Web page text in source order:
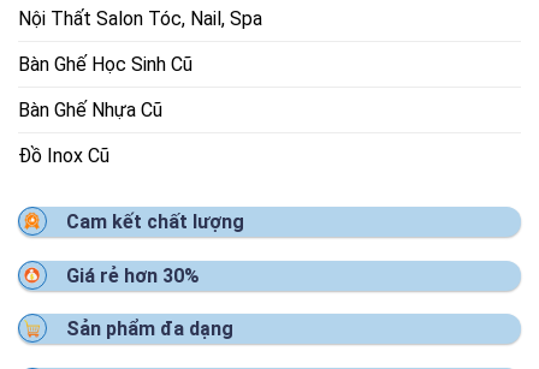
Nội Thất Salon Tóc, Nail, Spa
Bàn Ghế Học Sinh Cũ
Bàn Ghế Nhựa Cũ
Đồ Inox Cũ
Cam kết chất lượng
Giá rẻ hơn 30%
Sản phẩm đa dạng